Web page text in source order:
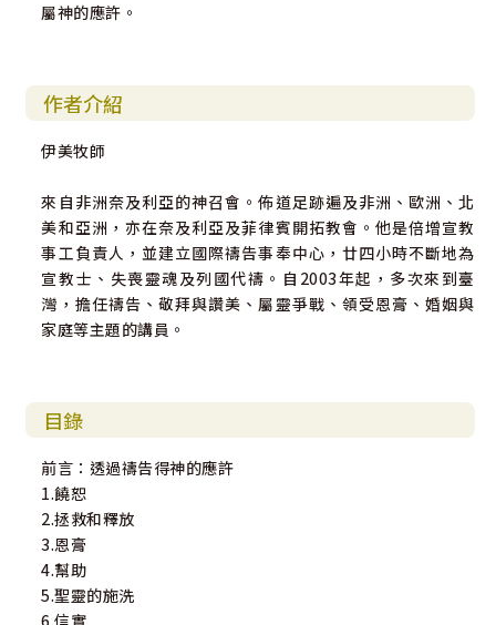
屬神的應許。
作者介紹
伊美牧師
來自非洲奈及利亞的神召會。佈道足跡遍及非洲、歐洲、北
美和亞洲，亦在奈及利亞及菲律賓開拓教會。他是倍增宣教
事工負責人，並建立國際禱告事奉中心，廿四小時不斷地為
宣教士、失喪靈魂及列國代禱。自2003年起，多次來到臺
灣，擔任禱告、敬拜與讚美、屬靈爭戰、領受恩膏、婚姻與
家庭等主題的講員。
目錄
前言：透過禱告得神的應許
1.饒恕
2.拯救和釋放
3.恩膏
4.幫助
5.聖靈的施洗